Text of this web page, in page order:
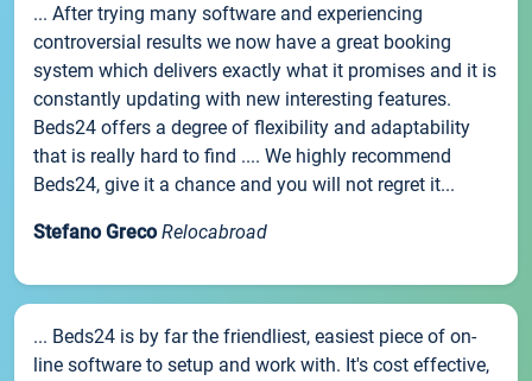
... After trying many software and experiencing
controversial results we now have a great booking
system which delivers exactly what it promises and it is
constantly updating with new interesting features.
Beds24 offers a degree of flexibility and adaptability
that is really hard to find .... We highly recommend
Beds24, give it a chance and you will not regret it...
Stefano Greco Relocabroad
... Beds24 is by far the friendliest, easiest piece of on-
line software to setup and work with. It's cost effective,